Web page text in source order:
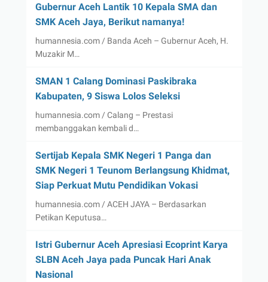
Gubernur Aceh Lantik 10 Kepala SMA dan
SMK Aceh Jaya, Berikut namanya!
humannesia.com / Banda Aceh – Gubernur Aceh, H.
Muzakir M…
SMAN 1 Calang Dominasi Paskibraka
Kabupaten, 9 Siswa Lolos Seleksi
humannesia.com / Calang – Prestasi
membanggakan kembali d…
Sertijab Kepala SMK Negeri 1 Panga dan
SMK Negeri 1 Teunom Berlangsung Khidmat,
Siap Perkuat Mutu Pendidikan Vokasi
humannesia.com / ACEH JAYA – Berdasarkan
Petikan Keputusa…
Istri Gubernur Aceh Apresiasi Ecoprint Karya
SLBN Aceh Jaya pada Puncak Hari Anak
Nasional